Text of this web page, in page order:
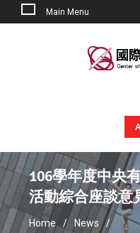
Main Menu
106學年度中央
活動綜合座談意
Home
News